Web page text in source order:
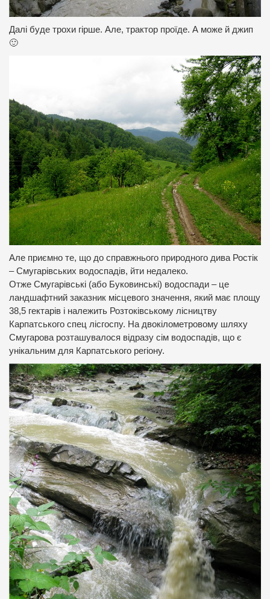
Далі буде трохи гірше. Але, трактор проїде. А може й джип
🙂
Але приємно те, що до справжнього природного дива Ростік
– Смугарівських водоспадів, йти недалеко.
Отже Смугарівські (або Буковинські) водоспади – це
ландшафтний заказник місцевого значення, який має площу
38,5 гектарів і належить Розтоківському лісництву
Карпатського спец лісгоспу. На двокілометровому шляху
Смугарова розташувалося відразу сім водоспадів, що є
унікальним для Карпатського регіону.